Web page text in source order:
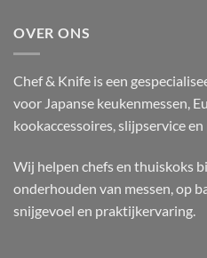
OVER ONS
Chef & Knife is een
voor Japanse keukenmessen,
kookaccessoires, slijpservice
Wij helpen chefs en thuiskoks
onderhouden van messen, op
snijgevoel en praktijkervaring.